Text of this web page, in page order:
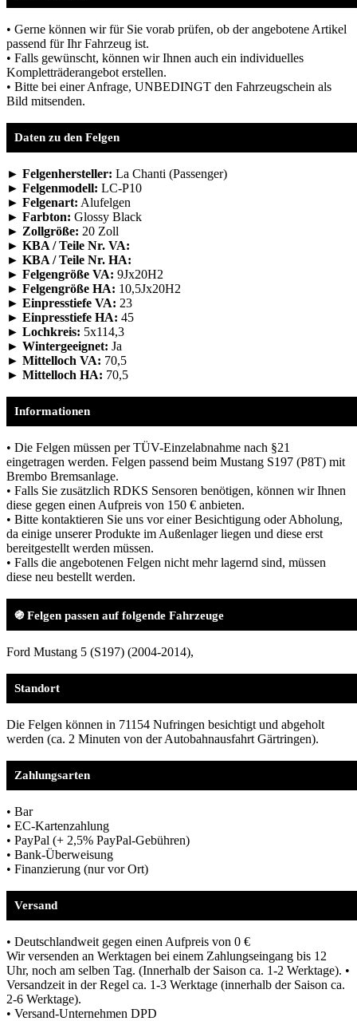
• Gerne können wir für Sie vorab prüfen, ob der angebotene Artikel
passend für Ihr Fahrzeug ist.
• Falls gewünscht, können wir Ihnen auch ein individuelles
Kompletträderangebot erstellen.
• Bitte bei einer Anfrage, UNBEDINGT den Fahrzeugschein als
Bild mitsenden.
Daten zu den Felgen
► Felgenhersteller: La Chanti (Passenger)
► Felgenmodell: LC-P10
► Felgenart: Alufelgen
► Farbton: Glossy Black
► Zollgröße: 20 Zoll
► KBA / Teile Nr. VA:
► KBA / Teile Nr. HA:
► Felgengröße VA: 9Jx20H2
► Felgengröße HA: 10,5Jx20H2
► Einpresstiefe VA: 23
► Einpresstiefe HA: 45
► Lochkreis: 5x114,3
► Wintergeeignet: Ja
► Mittelloch VA: 70,5
► Mittelloch HA: 70,5
Informationen
• Die Felgen müssen per TÜV-Einzelabnahme nach §21
eingetragen werden. Felgen passend beim Mustang S197 (P8T) mit
Brembo Bremsanlage.
• Falls Sie zusätzlich RDKS Sensoren benötigen, können wir Ihnen
diese gegen einen Aufpreis von 150 € anbieten.
• Bitte kontaktieren Sie uns vor einer Besichtigung oder Abholung,
da einige unserer Produkte im Außenlager liegen und diese erst
bereitgestellt werden müssen.
• Falls die angebotenen Felgen nicht mehr lagernd sind, müssen
diese neu bestellt werden.
֍ Felgen passen auf folgende Fahrzeuge
Ford Mustang 5 (S197) (2004-2014),
Standort
Die Felgen können in 71154 Nufringen besichtigt und abgeholt
werden (ca. 2 Minuten von der Autobahnausfahrt Gärtringen).
Zahlungsarten
• Bar
• EC-Kartenzahlung
• PayPal (+ 2,5% PayPal-Gebühren)
• Bank-Überweisung
• Finanzierung (nur vor Ort)
Versand
• Deutschlandweit gegen einen Aufpreis von 0 €
Wir versenden an Werktagen bei einem Zahlungseingang bis 12
Uhr, noch am selben Tag. (Innerhalb der Saison ca. 1-2 Werktage). •
Versandzeit in der Regel ca. 1-3 Werktage (innerhalb der Saison ca.
2-6 Werktage).
• Versand-Unternehmen DPD